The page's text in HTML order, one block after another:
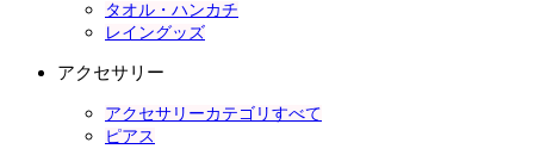
タオル・ハンカチ
レイングッズ
アクセサリー
アクセサリーカテゴリすべて
ピアス